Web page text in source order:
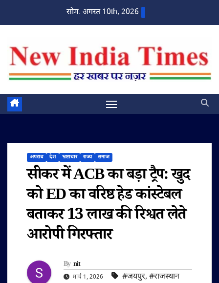
सोम. अगस्त 10th, 2026
अपराध देश भ्रष्टाचार राज्य समाज
सीकर में ACB का बड़ा ट्रैप: खुद
को ED का वरिष्ठ हेड कांस्टेबल
बताकर 13 लाख की रिश्वत लेते
आरोपी गिरफ्तार
By nit
मार्च 1, 2026 #जयपुर, #राजस्थान